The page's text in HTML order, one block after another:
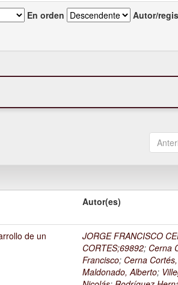
En orden Autor/
Autor(es)
de un
JORGE FRANCISCO
CORTES;69892; Cerna
Francisco; Cerna
Maldonado, Alberto;